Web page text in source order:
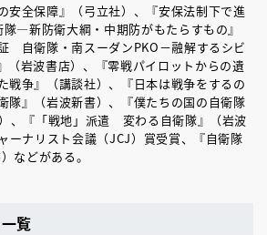
安全保障』（弓立社）、『安保法制下で進
―新防衛大綱・中期防がもたらすもの』
自衛隊・南スーダンPKO－融解するシビ
（岩波書店）、『零戦パイロットからの遺
戦争』（講談社）、『日本は戦争をするの
隊』（岩波新書）、『僕たちの国の自衛隊
、『「戦地」派遣 変わる自衛隊』（岩波
ーナリスト会議（JCJ）賞受賞、『自衛隊
などがある。
覧